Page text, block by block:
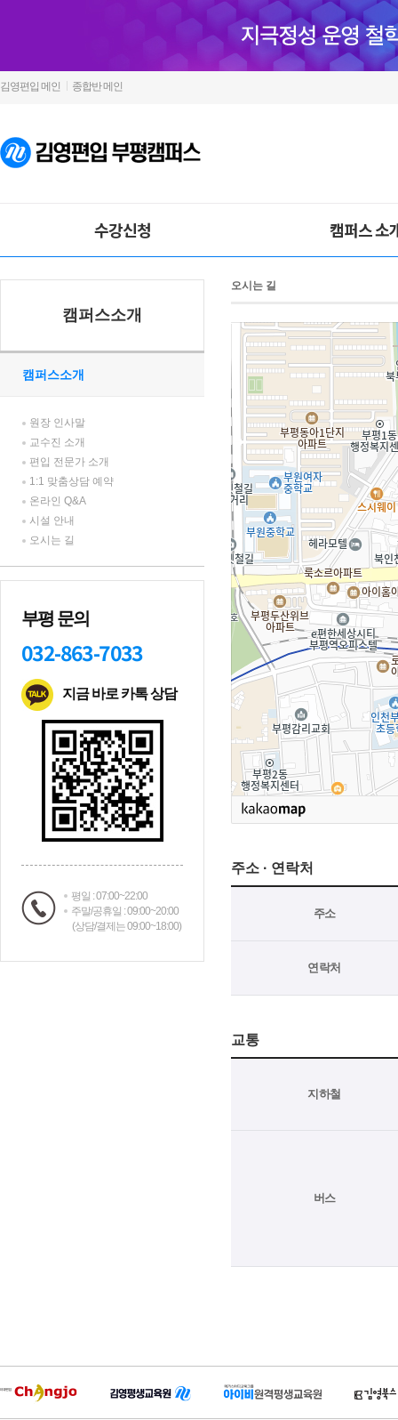
김영편입 메인 종합반 메인
수강신청 캠퍼스 소
캠퍼스소개
캠퍼스소개
원장 인사말
교수진 소개
편입 전문가 소개
1:1 맞춤상담 예약
온라인 Q&A
시설 안내
오시는 길
부평 문의
032-863-7033
지금 바로 카톡 상담
평일 : 07:00~22:00
주말/공휴일 : 09:00~20:00
(상담/결제는 09:00~18:00)
오시는 길
주소 · 연락처
주소
연락처
교통
지하철
버스